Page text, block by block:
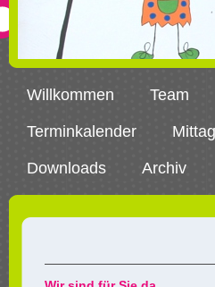
Willkommen Team
Terminkalender
Downloads Archiv